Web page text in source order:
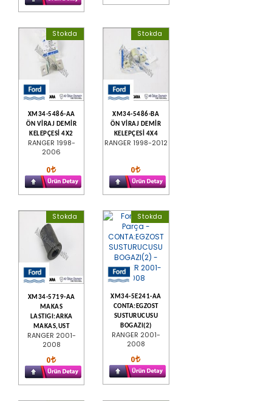
Stokda
XM34-5486-AA
ÖN VİRAJ DEMİR
KELEPÇESİ 4X2
RANGER 1998-
2006
0
Stokda
XM34-5486-BA
ÖN VİRAJ DEMİR
KELEPÇESİ 4X4
RANGER 1998-2012
0
Stokda
XM34-5719-AA
MAKAS
LASTIGI:ARKA
MAKAS,UST
RANGER 2001-
2008
0
Stokda
XM34-5E241-AA
CONTA:EGZOST
SUSTURUCUSU
BOGAZI(2)
RANGER 2001-
2008
0